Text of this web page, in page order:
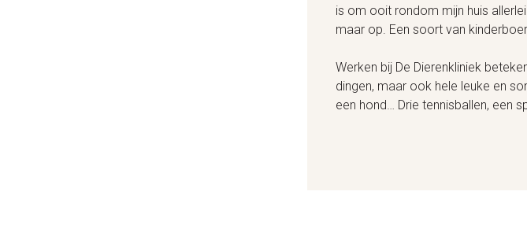
is om ooit rondom mijn huis
maar op. Een soort van
Werken bij De Dierenkliniek
dingen, maar ook hele leuke en
een hond… Drie tennisballen, een